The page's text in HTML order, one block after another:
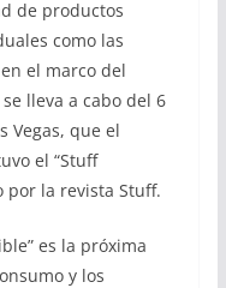
de productos
como las
el marco del
lleva a cabo del 6
Vegas, que el
el “Stuff
por la revista Stuff.
es la próxima
y los